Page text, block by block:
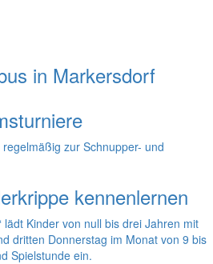
in Markersdorf
regelmäßig zur Schnupper- und
kennenlernen
lädt Kinder von null bis drei Jahren mit
dritten Donnerstag im Monat von 9 bis
Spielstunde ein.